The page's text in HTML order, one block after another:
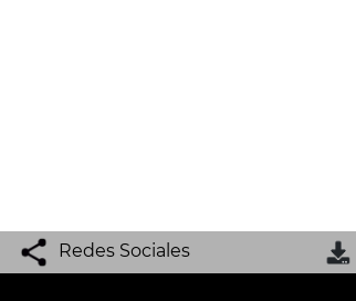
Redes Sociales